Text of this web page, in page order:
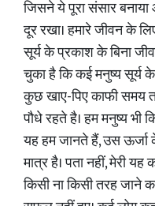
जिसने ये पूरा संसार
दूर रखा। हमारे जीवन के
सूर्य के प्रकाश के बिना
चुका है कि कई मनुष्य सूर्य
कुछ खाए-पिए काफी समय
पौधे रहते है। हम मनुष्य भी
यह हम जानते हैं, उस ऊर्जा
मात्र है। पता नहीं, मेरी
किसी ना किसी तरह जाने